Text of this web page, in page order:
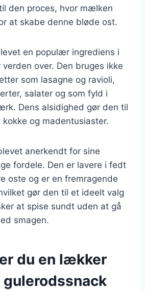
den proces, hvor mælken
at skabe denne bløde ost.
en populær ingrediens i
over. Den bruges ikke
som lasagne og ravioli,
salater og som fyld i
Dens alsidighed gør den til
og madentusiaster.
anerkendt for sine
fordele. Den er lavere i fedt
oste og er en fremragende
gør den til et ideelt valg
at spise sundt uden at gå
smagen.
du en lækker